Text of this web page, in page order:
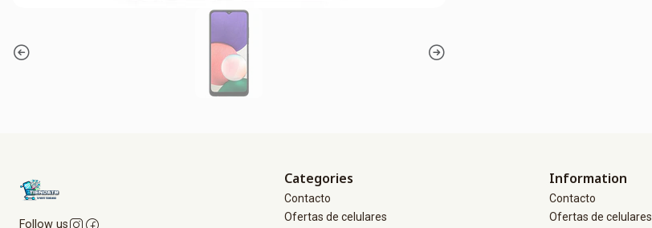
Follow us
Categories
Contacto
Ofertas de celulares
Information
Contacto
Ofertas de celulares